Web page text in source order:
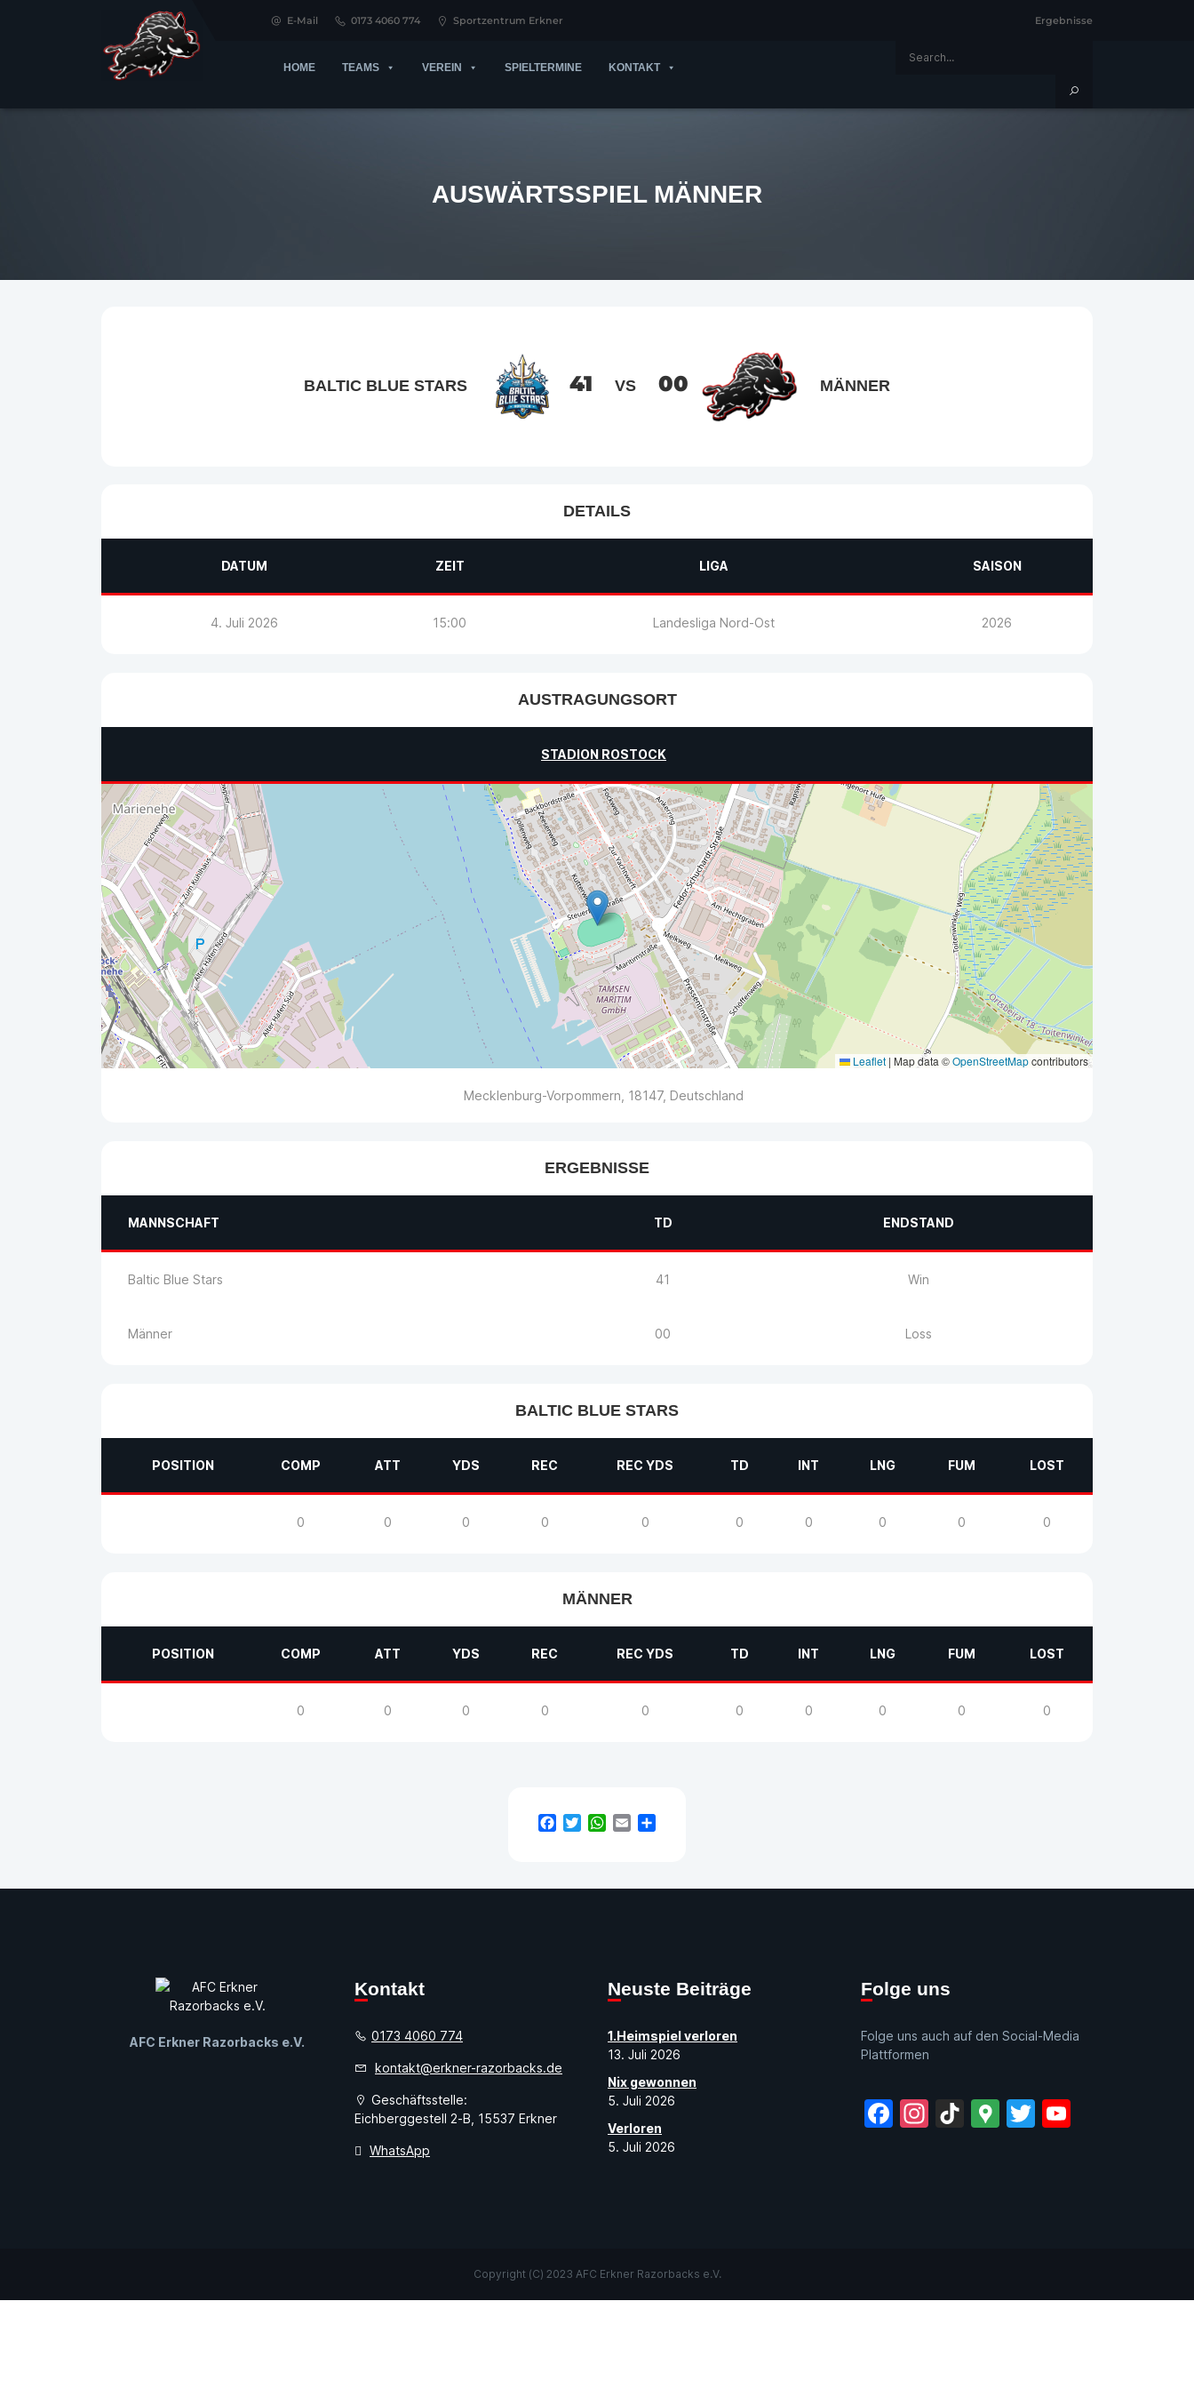
E-Mail 0173 4060 774 Sportzentrum Erkner Ergebnisse
HOME TEAMS VEREIN SPIELTERMINE KONTAKT
AUSWÄRTSSPIEL MÄNNER
BALTIC BLUE STARS 41 VS 00 MÄNNER
DETAILS
DATUM ZEIT LIGA SAISON
4. Juli 2026 15:00 Landesliga Nord-Ost 2026
AUSTRAGUNGSORT
STADION ROSTOCK
Leaflet | Map data ©OpenStreetMapcontributors
Mecklenburg-Vorpommern, 18147, Deutschland
ERGEBNISSE
MANNSCHAFT TD ENDSTAND
Baltic Blue Stars 41 Win
Männer 00 Loss
BALTIC BLUE STARS
POSITION COMP ATT YDS REC REC YDS TD INT LNG FUM LOST
0 0 0 0 0 0 0 0 0 0
MÄNNER
POSITION COMP ATT YDS REC REC YDS TD INT LNG FUM LOST
0 0 0 0 0 0 0 0 0 0
Facebook
TwitterWhatsApp
Email
AFC Erkner Razorbacks e.V.
Kontakt
0173 4060 774
kontakt@erkner-razorbacks.de
Geschäftsstelle:
Eichberggestell 2-B, 15537 Erkner
WhatsApp
Neuste Beiträge
1.Heimspiel verloren
13. Juli 2026
Nix gewonnen
5. Juli 2026
Verloren
5. Juli 2026
Folge uns
Folge uns auch auf den Social-Media
Plattformen
Facebook
Instagram
TikTok
GoogleTwitter
Copyright (C) 2023 AFC Erkner Razorbacks e.V.